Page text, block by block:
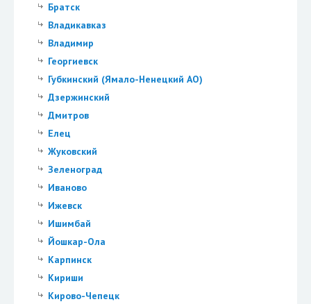
Братск
Владикавказ
Владимир
Георгиевск
Губкинский (Ямало-Ненецкий АО)
Дзержинский
Дмитров
Елец
Жуковский
Зеленоград
Иваново
Ижевск
Ишимбай
Йошкар-Ола
Карпинск
Кириши
Кирово-Чепецк